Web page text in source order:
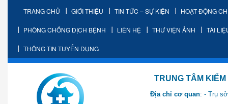
TRANG CHỦ GIỚI THIỆU TIN TỨC – SỰ KIỆN HOẠT ĐỘNG
PHÒNG CHỐNG DỊCH BỆNH LIÊN HỆ THƯ VIỆN ẢNH TÀI
THÔNG TIN TUYỂN DỤNG
TRUNG TÂM KIỂM SOÁT
Địa chỉ cơ quan: - Trụ